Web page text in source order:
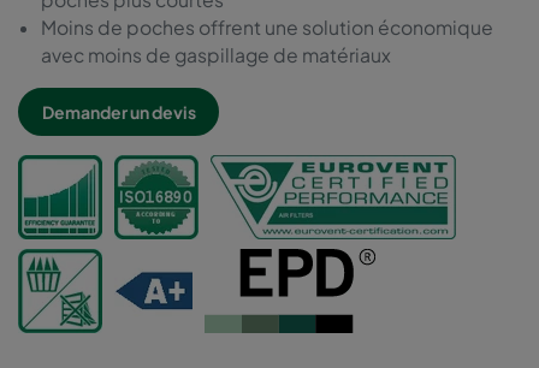
Moins de poches offrent une solution économique
avec moins de gaspillage de matériaux
Demander un devis